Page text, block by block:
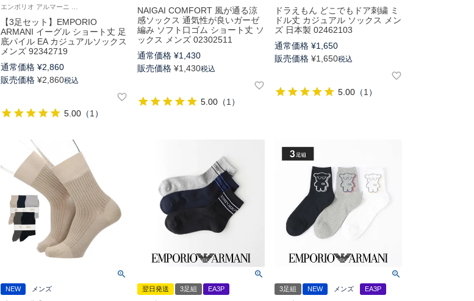
【3足セット】EMPORIO
ARMANI イーグル ショート丈 足
底パイル EA カジュアルソックス
メンズ 92342719
通常価格 ¥2,860
販売価格 ¥2,860税込
5.00（1 ）
NAIGAI COMFORT 風が通る涼
感ソックス 通気性が良いガーゼ
編み ソフト口ゴム ショート丈 ソ
ックス メンズ 02302511
通常価格 ¥1,430
販売価格 ¥1,430税込
5.00 （1 ）
ドラえもん どこでもドア刺繍 ミ
ドル丈 カジュアル ソックス メン
ズ 日本製 02462103
通常価格 ¥1,650
販売価格 ¥1,650税込
5.00 （1 ）
NEW
メンズ
翌日発送 3足組
EA3P
3足組 NEW メンズ
EA3P